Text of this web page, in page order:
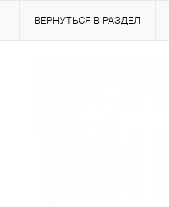
ВЕРНУТЬСЯ В РАЗДЕЛ